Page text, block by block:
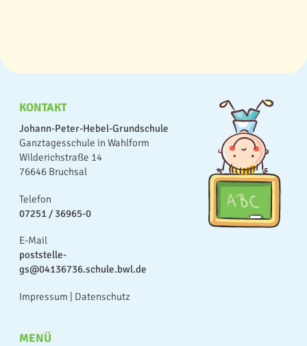
KONTAKT
Johann-Peter-Hebel-Grundschule
Ganztagesschule in Wahlform
Wilderichstraße 14
76646 Bruchsal
Telefon
07251 / 36965-0
E-Mail
poststelle-
gs@04136736.schule.bwl.de
Impressum | Datenschutz
MENÜ